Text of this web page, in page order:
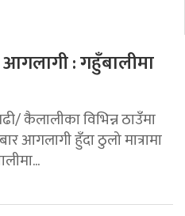
आगलागी : गहुँबालीमा
कैलालीका विभिन्न ठाउँमा
आगलागी हुँदा ठुलो मात्रामा